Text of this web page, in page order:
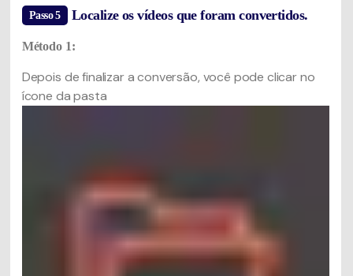
Passo 5 Localize os vídeos que foram convertidos.
Método 1:
Depois de finalizar a conversão, você pode clicar no
ícone da pasta